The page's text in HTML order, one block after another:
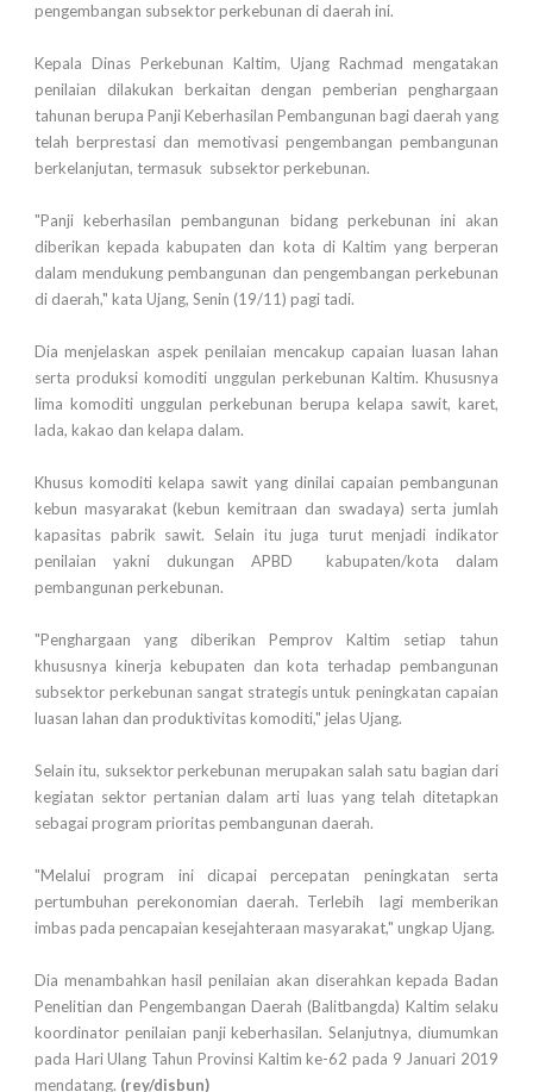
pengembangan subsektor perkebunan di daerah ini.
Kepala Dinas Perkebunan Kaltim, Ujang Rachmad mengatakan
penilaian dilakukan berkaitan dengan pemberian penghargaan
tahunan berupa Panji Keberhasilan Pembangunan bagi daerah yang
telah berprestasi dan memotivasi pengembangan pembangunan
berkelanjutan, termasuk subsektor perkebunan.
"Panji keberhasilan pembangunan bidang perkebunan ini akan
diberikan kepada kabupaten dan kota di Kaltim yang berperan
dalam mendukung pembangunan dan pengembangan perkebunan
di daerah," kata Ujang, Senin (19/11) pagi tadi.
Dia menjelaskan aspek penilaian mencakup capaian luasan lahan
serta produksi komoditi unggulan perkebunan Kaltim. Khususnya
lima komoditi unggulan perkebunan berupa kelapa sawit, karet,
lada, kakao dan kelapa dalam.
Khusus komoditi kelapa sawit yang dinilai capaian pembangunan
kebun masyarakat (kebun kemitraan dan swadaya) serta jumlah
kapasitas pabrik sawit. Selain itu juga turut menjadi indikator
penilaian yakni dukungan APBD kabupaten/kota dalam
pembangunan perkebunan.
"Penghargaan yang diberikan Pemprov Kaltim setiap tahun
khususnya kinerja kebupaten dan kota terhadap pembangunan
subsektor perkebunan sangat strategis untuk peningkatan capaian
luasan lahan dan produktivitas komoditi," jelas Ujang.
Selain itu, suksektor perkebunan merupakan salah satu bagian dari
kegiatan sektor pertanian dalam arti luas yang telah ditetapkan
sebagai program prioritas pembangunan daerah.
"Melalui program ini dicapai percepatan peningkatan serta
pertumbuhan perekonomian daerah. Terlebih lagi memberikan
imbas pada pencapaian kesejahteraan masyarakat," ungkap Ujang.
Dia menambahkan hasil penilaian akan diserahkan kepada Badan
Penelitian dan Pengembangan Daerah (Balitbangda) Kaltim selaku
koordinator penilaian panji keberhasilan. Selanjutnya, diumumkan
pada Hari Ulang Tahun Provinsi Kaltim ke-62 pada 9 Januari 2019
mendatang. (rey/disbun)